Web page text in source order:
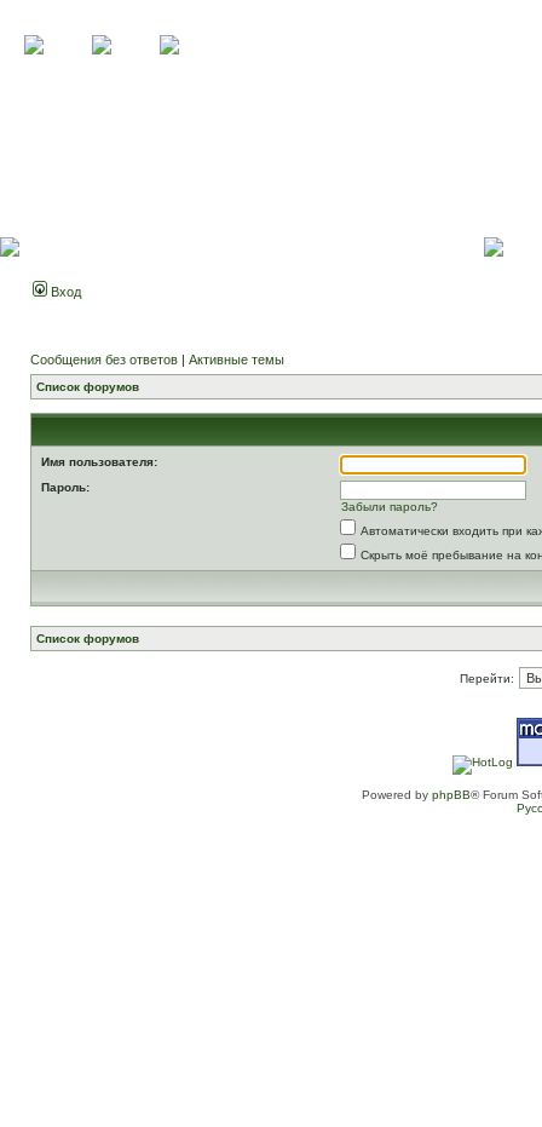
Вход
Сообщения без ответов | Активные темы
Список форумов
Имя пользователя:
Пароль:
Забыли пароль?
Автоматически входить при
Скрыть моё пребывание на
Список форумов
Перейти:
Powered by phpBB® Forum